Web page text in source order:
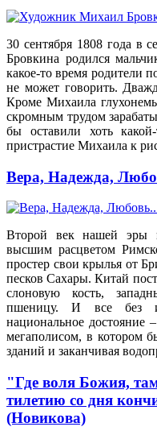
30 сентября 1808 года в
Бровкина родился
какое-то время родители
не может говорить.
Кроме Михаила
скромным трудом
бы оставили хоть
пристрастие Михаила к
Вера, Надежда,
Второй век нашей эры
высшим расцветом
простер свои крылья от
песков Сахары. Китай
слоновую кость,
пшеницу. И все без
национальное
мегаполисом, в котором
зданий и заканчивая
"Где воля Божия,
тилетию со дня
(Новикова)